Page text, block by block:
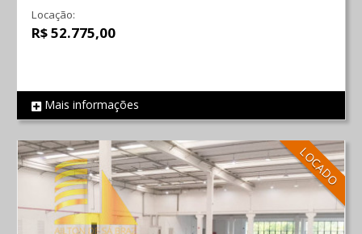
REF 143
Locação:
R$ 52.775,00
Mais informações
LOCADO